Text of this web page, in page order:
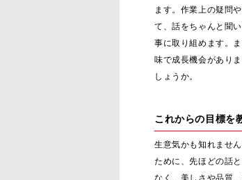
ます。作業上の疑問
て、話をちゃんと聞
事に取り組めます。
味で成長機会があり
しょうか。
これからの目標を
生意気かも知れませ
ために、先ほどの話
なく、美しさや品質